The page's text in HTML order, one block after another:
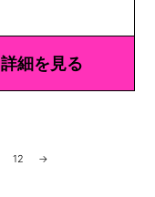
詳細を見る
12 →